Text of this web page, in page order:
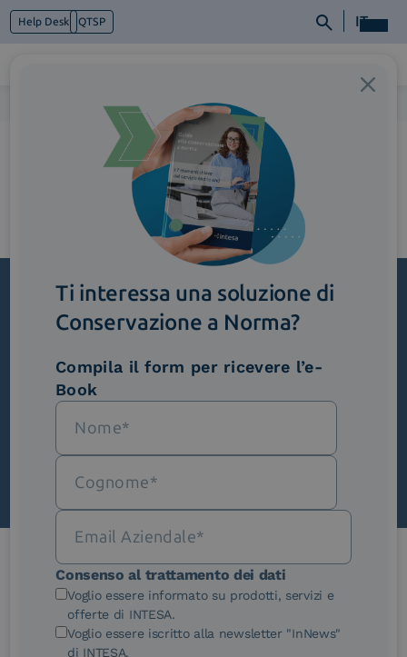
Help Desk QTSP IT
Cosa facciamo
3_EfficienzaOperativaUniversale
Iscriviti alla newsletter
Novità, iniziative ed eventi dal mondo della
trasformazione digitale.
Scopri InNews
Le nostre certificazioni
Ti interessa una soluzione di
Conservazione a Norma?
Compila il form per ricevere l’e-
Book
Consenso al trattamento dei dati
Voglio essere informato su prodotti, servizi e
offerte di INTESA.
Voglio essere iscritto alla newsletter "InNews"
di INTESA.